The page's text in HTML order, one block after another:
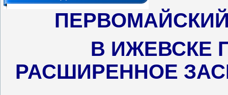
В ИЖЕВСКЕ
РАСШИРЕННОЕ